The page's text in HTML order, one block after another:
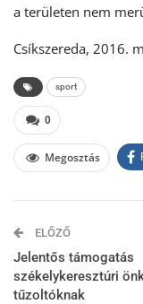
a területen nem
Csíkszereda, 2016.
sport
0
Megosztás
ELŐZŐ
Jelentős támogatás
székelykeresztúri
tűzoltóknak